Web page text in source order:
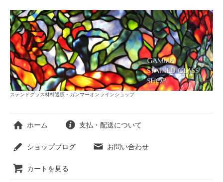
ステンドグラス材料通販・ガンマーオンラインショップ
ホーム 支払・配送について
ショップブログ お問い合わせ
カートを見る